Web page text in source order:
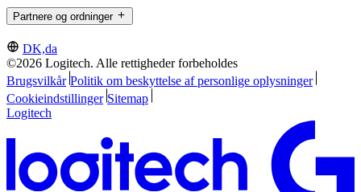
Partnere og ordninger
DK,da
©2026 Logitech. Alle rettigheder forbeholdes
Brugsvilkår Politik om beskyttelse af personlige oplysninger
Cookieindstillinger Sitemap
Logitech